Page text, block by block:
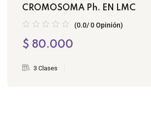
CROMOSOMA Ph. EN LMC
(0.0/ 0 Opinión)
$ 80.000
3 Clases